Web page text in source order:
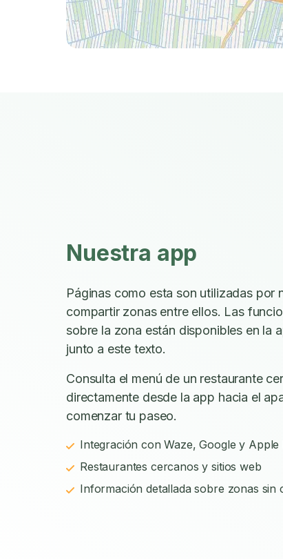
Nuestra app
Páginas como esta son utilizadas por
compartir zonas entre ellos. Las
sobre la zona están disponibles en la
junto a este texto.
Consulta el menú de un restaurante
directamente desde la app hacia el
comenzar tu paseo.
Integración con Waze, Google y Apple
Restaurantes cercanos y sitios web
Información detallada sobre zonas sin